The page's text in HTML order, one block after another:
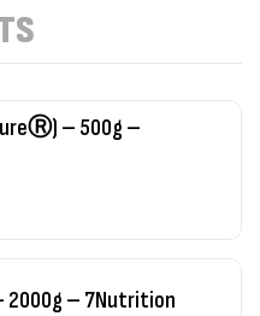
– 500g –
2000g – 7Nutrition